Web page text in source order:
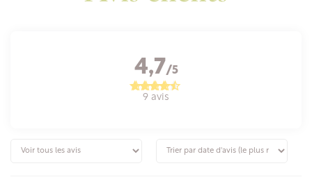
4,7/5
9 avis